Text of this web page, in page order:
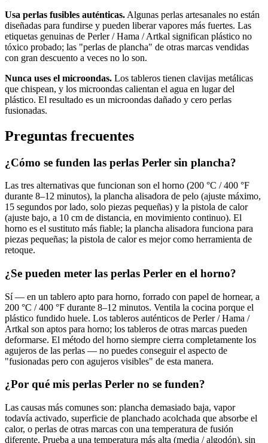
Usa perlas fusibles auténticas. Algunas perlas artesanales no están
diseñadas para fundirse y pueden liberar vapores más fuertes. Las
etiquetas genuinas de Perler / Hama / Artkal significan plástico no
tóxico probado; las "perlas de plancha" de otras marcas vendidas
con gran descuento a veces no lo son.
Nunca uses el microondas. Los tableros tienen clavijas metálicas
que chispean, y los microondas calientan el agua en lugar del
plástico. El resultado es un microondas dañado y cero perlas
fusionadas.
Preguntas frecuentes
¿Cómo se funden las perlas Perler sin plancha?
Las tres alternativas que funcionan son el horno (200 °C / 400 °F
durante 8–12 minutos), la plancha alisadora de pelo (ajuste máximo,
15 segundos por lado, solo piezas pequeñas) y la pistola de calor
(ajuste bajo, a 10 cm de distancia, en movimiento continuo). El
horno es el sustituto más fiable; la plancha alisadora funciona para
piezas pequeñas; la pistola de calor es mejor como herramienta de
retoque.
¿Se pueden meter las perlas Perler en el horno?
Sí — en un tablero apto para horno, forrado con papel de hornear, a
200 °C / 400 °F durante 8–12 minutos. Ventila la cocina porque el
plástico fundido huele. Los tableros auténticos de Perler / Hama /
Artkal son aptos para horno; los tableros de otras marcas pueden
deformarse. El método del horno siempre cierra completamente los
agujeros de las perlas — no puedes conseguir el aspecto de
"fusionadas pero con agujeros visibles" de esta manera.
¿Por qué mis perlas Perler no se funden?
Las causas más comunes son: plancha demasiado baja, vapor
todavía activado, superficie de planchado acolchada que absorbe el
calor, o perlas de otras marcas con una temperatura de fusión
diferente. Prueba a una temperatura más alta (media / algodón), sin